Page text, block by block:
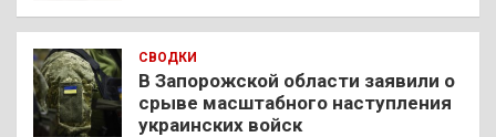
СВОДКИ
В Запорожской области заявили о
срыве масштабного наступления
украинских войск